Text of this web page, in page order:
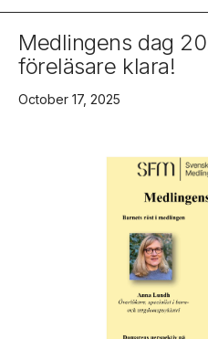
Medlingens dag
föreläsare klara!
October 17, 2025